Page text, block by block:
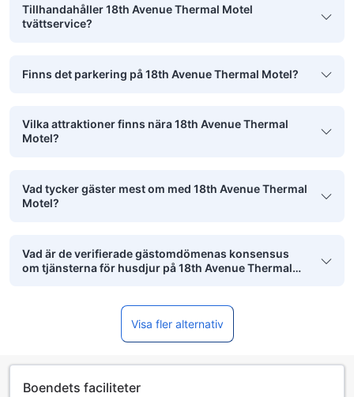
Tillhandahåller 18th Avenue Thermal Motel
tvättservice?
Finns det parkering på 18th Avenue Thermal Motel?
Vilka attraktioner finns nära 18th Avenue Thermal
Motel?
Vad tycker gäster mest om med 18th Avenue Thermal
Motel?
Vad är de verifierade gästomdömenas konsensus
om tjänsterna för husdjur på 18th Avenue Thermal
Visa fler alternativ
Boendets faciliteter